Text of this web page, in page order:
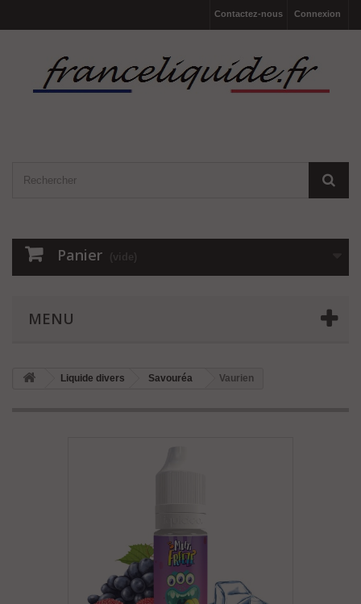
Connexion
Contactez-nous
Panier (vide)
MENU
Liquide divers Savouréa Vaurien